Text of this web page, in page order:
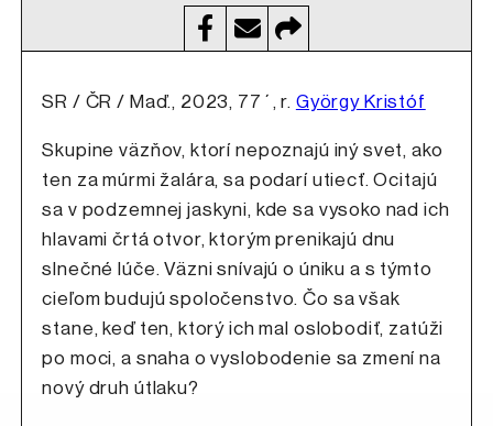
SR / ČR / Maď., 2023, 77´, r. György Kristóf
Skupine väzňov, ktorí nepoznajú iný svet, ako
ten za múrmi žalára, sa podarí utiecť. Ocitajú
sa v podzemnej jaskyni, kde sa vysoko nad ich
hlavami črtá otvor, ktorým prenikajú dnu
slnečné lúče. Väzni snívajú o úniku a s týmto
cieľom budujú spoločenstvo. Čo sa však
stane, keď ten, ktorý ich mal oslobodiť, zatúži
po moci, a snaha o vyslobodenie sa zmení na
nový druh útlaku?